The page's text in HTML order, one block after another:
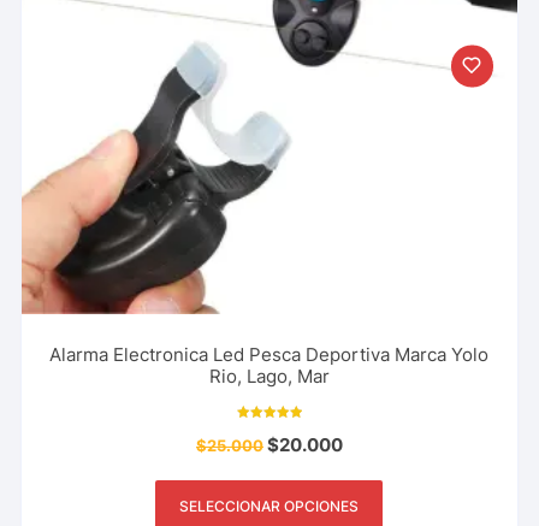
Alarma Electronica Led Pesca Deportiva Marca Yolo
Rio, Lago, Mar
5.00
de 5
$25.000$20.000
SELECCIONAR OPCIONES